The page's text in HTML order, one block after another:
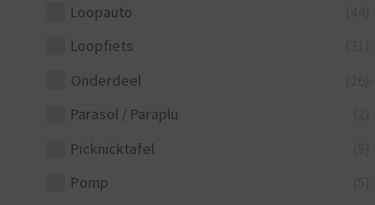
Loopauto
Loopfiets
Onderdeel
Parasol / Paraplu
Picknicktafel
Pomp